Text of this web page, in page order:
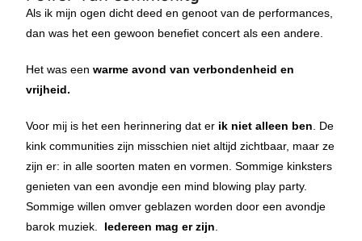
Als ik mijn ogen dicht deed en genoot van de performances,
dan was het een gewoon benefiet concert als een andere.
Het was eenwarme avond van verbondenheid en
vrijheid.
Voor mij is het een herinnering dat er ik niet alleen ben . De
kink communities zijn misschien niet altijd zichtbaar, maar ze
zijn er: in alle soorten maten en vormen. Sommige kinksters
genieten van een avondje een mind blowing play party.
Sommige willen omver geblazen worden door een avondje
barok muziek. Iedereen mag er zijn